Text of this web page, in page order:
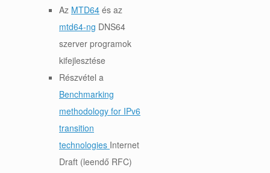
Az MTD64 és az
mtd64-ng DNS64
szerver programok
kifejlesztése
Részvétel a
Benchmarking
methodology for IPv6
transition
technologies Internet
Draft (leendő RFC)